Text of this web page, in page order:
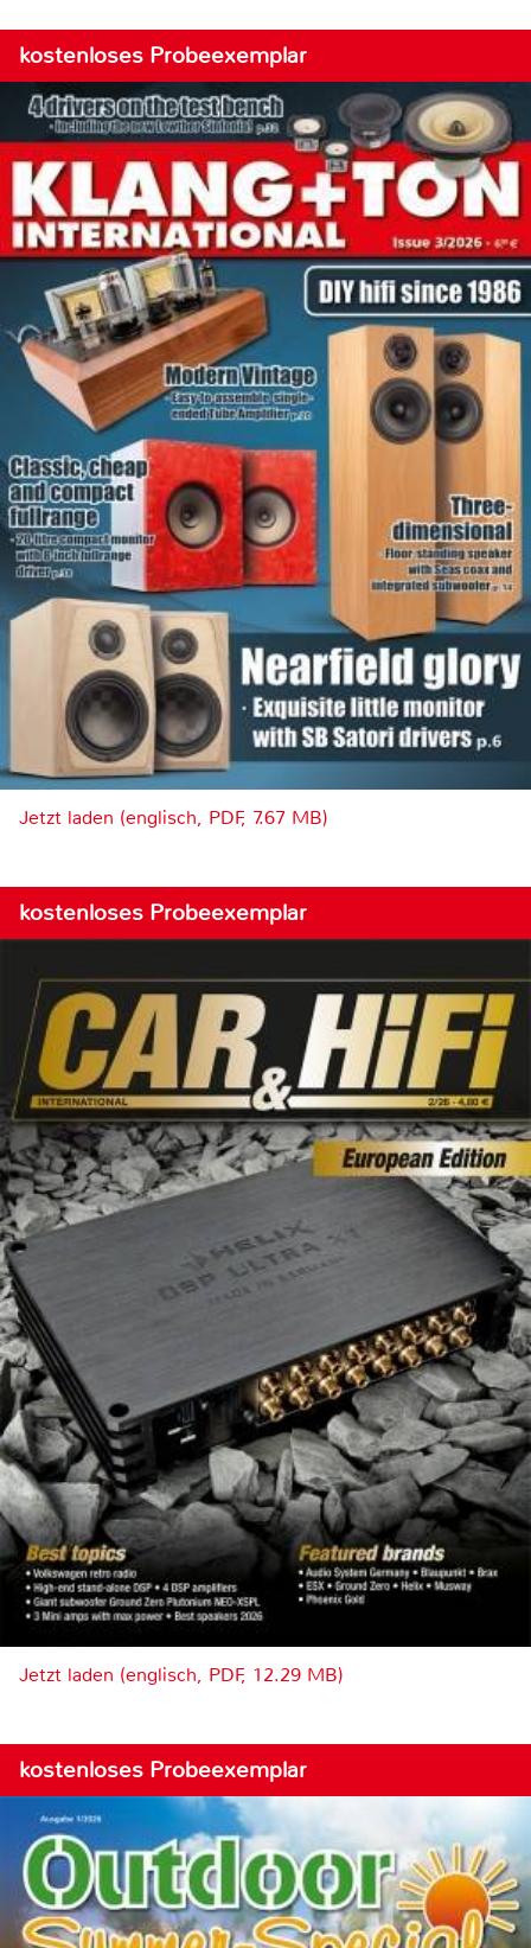
kostenloses Probeexemplar
Jetzt laden (englisch, PDF, 7.67 MB)
kostenloses Probeexemplar
Jetzt laden (englisch, PDF, 12.29 MB)
kostenloses Probeexemplar